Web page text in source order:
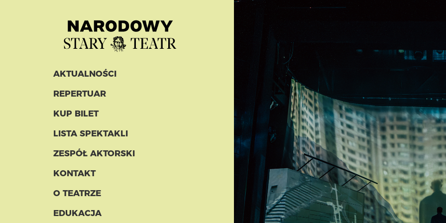
AKTUALNOŚCI
REPERTUAR
KUP BILET
LISTA SPEKTAKLI
ZESPÓŁ AKTORSKI
KONTAKT
O TEATRZE
EDUKACJA